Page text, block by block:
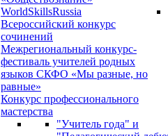
WorldSkillsRussia
Всероссийский конкурс
сочинений
Межрегиональный конкурс-
фестиваль учителей родных
языков СКФО «Мы разные, но
равные»
Конкурс профессионального
мастерства
"Учитель года" и